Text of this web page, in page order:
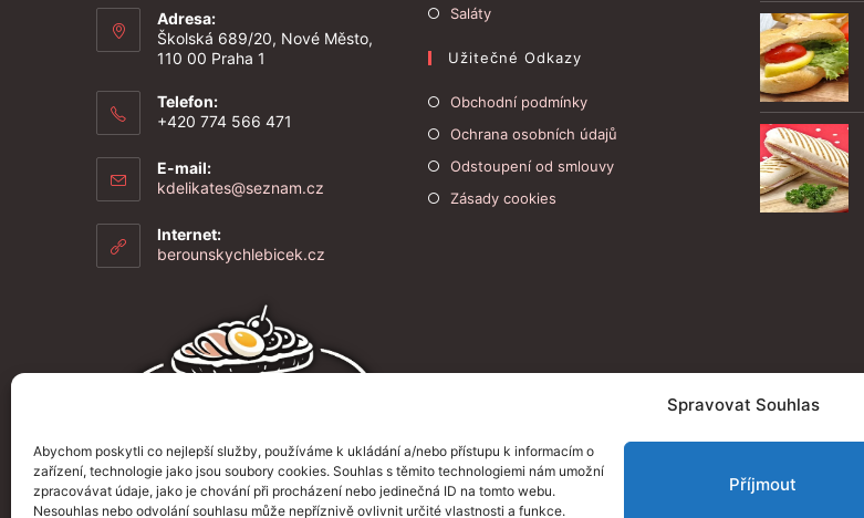
Spravovat Souhlas
Abychom poskytli co nejlepší služby, používáme k ukládání a/nebo přístupu k informacím o
zařízení, technologie jako jsou soubory cookies. Souhlas s těmito technologiemi nám umožní
zpracovávat údaje, jako je chování při procházení nebo jedinečná ID na tomto webu.
Nesouhlas nebo odvolání souhlasu může nepříznivě ovlivnit určité vlastnosti a funkce.
Příjmout
Adresa:
Školská 689/20, Nové Město,
110 00 Praha 1
Telefon:
+420 774 566 471
E-mail:
kdelikates@seznam.cz
Internet:
berounskychlebicek.cz
Saláty
Užitečné Odkazy
Obchodní podmínky
Ochrana osobních údajů
Odstoupení od smlouvy
Zásady cookies